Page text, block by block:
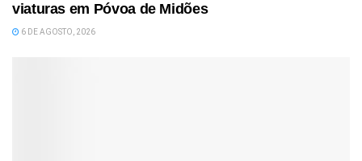
viaturas em Póvoa de Midões
6 DE AGOSTO, 2026